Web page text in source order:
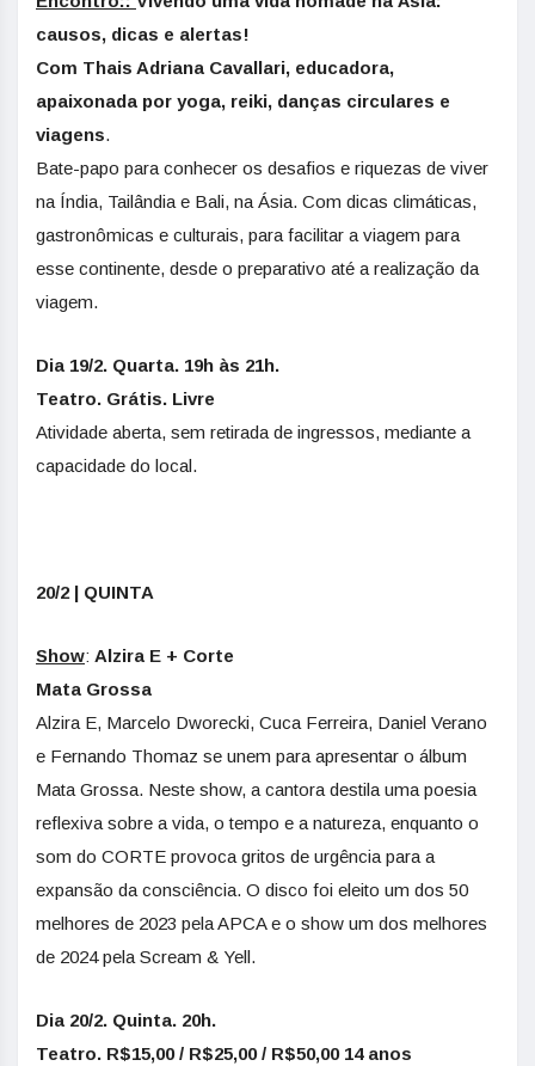
causos, dicas e alertas!
Com Thais Adriana Cavallari, educadora,
apaixonada por yoga, reiki, danças circulares e
viagens.
Bate-papo para conhecer os desafios e riquezas de viver
na Índia, Tailândia e Bali, na Ásia. Com dicas climáticas,
gastronômicas e culturais, para facilitar a viagem para
esse continente, desde o preparativo até a realização da
viagem.
Dia 19/2. Quarta. 19h às 21h.
Teatro. Grátis. Livre
Atividade aberta, sem retirada de ingressos, mediante a
capacidade do local.
20/2 | QUINTA
Show: Alzira E + Corte
Mata Grossa
Alzira E, Marcelo Dworecki, Cuca Ferreira, Daniel Verano
e Fernando Thomaz se unem para apresentar o álbum
Mata Grossa. Neste show, a cantora destila uma poesia
reflexiva sobre a vida, o tempo e a natureza, enquanto o
som do CORTE provoca gritos de urgência para a
expansão da consciência. O disco foi eleito um dos 50
melhores de 2023 pela APCA e o show um dos melhores
de 2024 pela Scream & Yell.
Dia 20/2. Quinta. 20h.
Teatro. R$15,00 / R$25,00 / R$50,00 14 anos